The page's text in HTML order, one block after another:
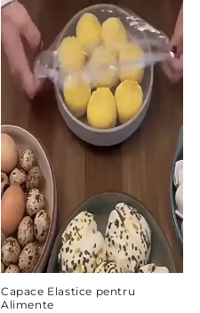
Capace Elastice pentru
Alimente